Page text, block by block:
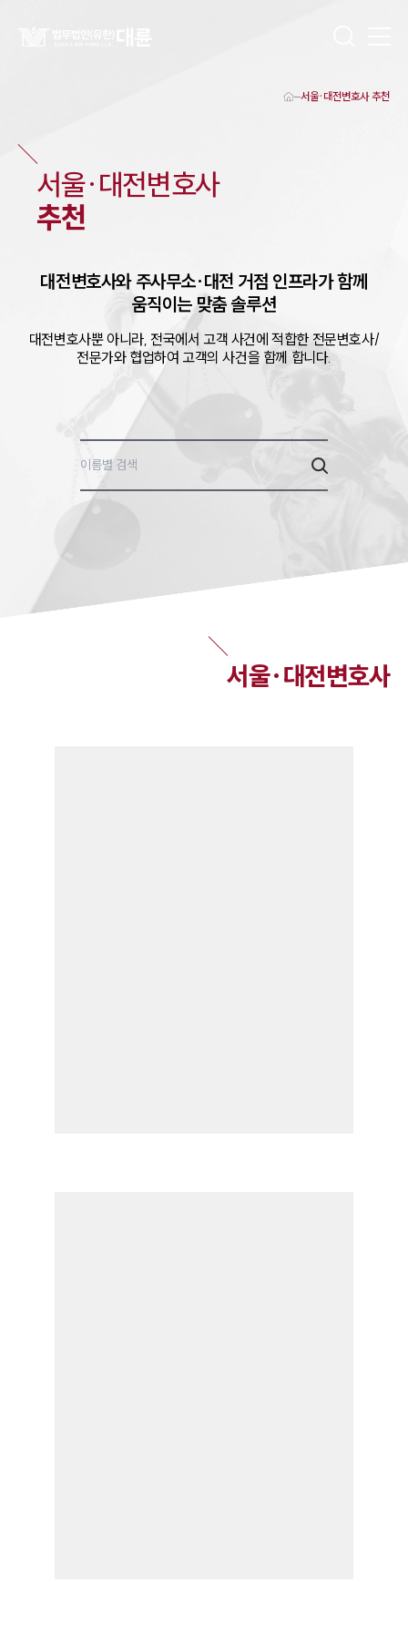
서울·대전변호사
대전형사전문변호사
대전이혼전문변호사
대전학교폭력변호사
대전부동산변호사
대전음주운전·교통사고변호사
대전변호사 주요 업무사례
대전 분사무소 오시는 길
대전변호사상담 상담접수
1800-7905
서울·대전변호사 추천
서울·대전변호사
추천
대전변호사와 주사무소·대전 거점 인프라가 함께
움직이는 맞춤 솔루션
대전변호사뿐 아니라, 전국에서 고객 사건에 적합한 전문변호사/
전문가와 협업하여 고객의 사건을 함께 합니다.
서울·대전변호사